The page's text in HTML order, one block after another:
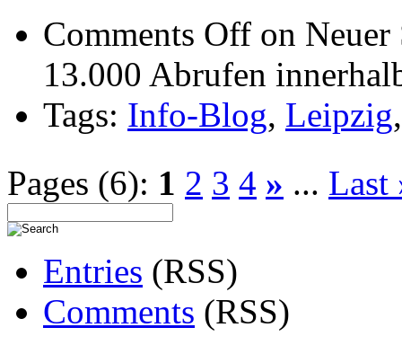
Comments Off on
13.000 Abrufen
Tags: Info-Blog, Leipzig
Pages (6): 1 2 3 4 » ... Last
Entries (RSS)
Comments (RSS)